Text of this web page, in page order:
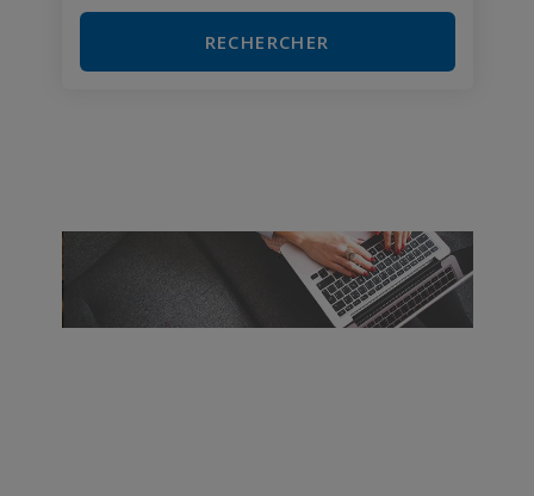
RECHERCHER